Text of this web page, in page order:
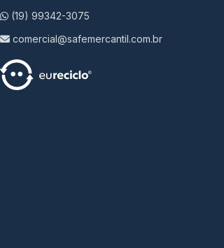
(19) 99342-3075
comercial@safemercantil.com.br